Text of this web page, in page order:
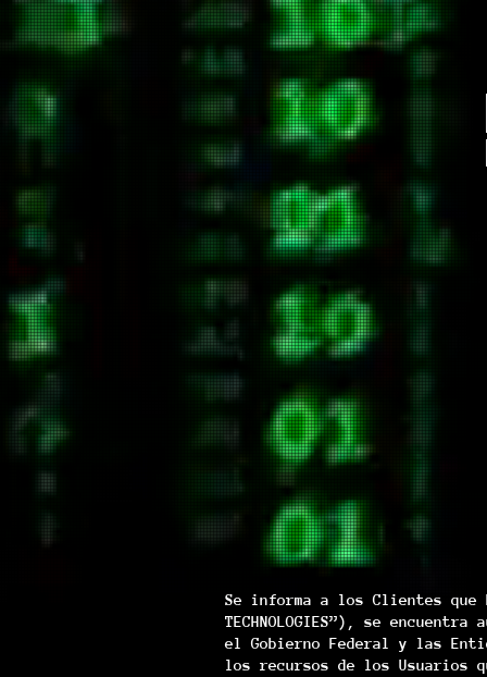
Se informa a los Clientes que
TECHNOLOGIES”), se
el Gobierno Federal y las
los recursos de los Usuarios